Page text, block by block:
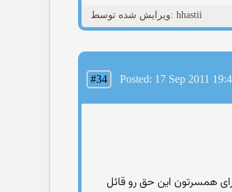
ویرایش شده توسط: hhastii
#34 Posted: 17 Sep 2011
همسرتون این حق رو قائل